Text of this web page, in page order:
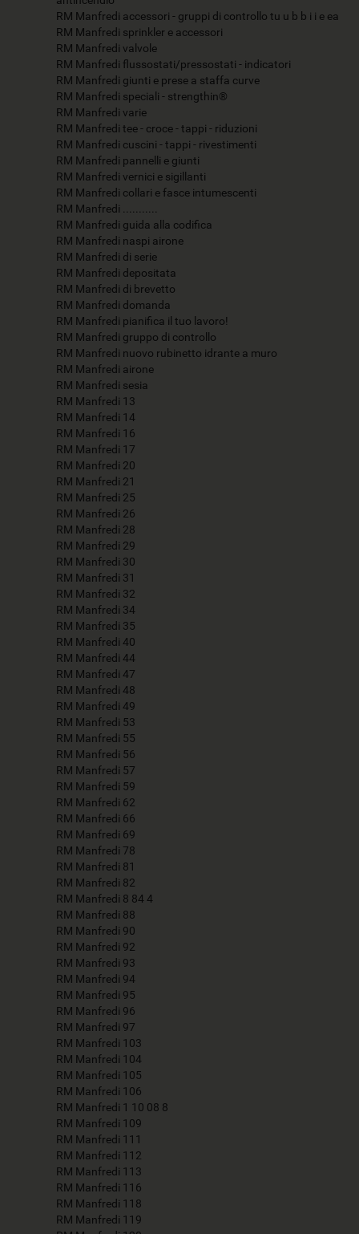
RM Manfredi accessori - gruppi di controllo tu u b b i i e ea
RM Manfredi sprinkler e accessori
RM Manfredi valvole
RM Manfredi flussostati/pressostati - indicatori
RM Manfredi giunti e prese a staffa curve
RM Manfredi speciali - strengthin®
RM Manfredi varie
RM Manfredi tee - croce - tappi - riduzioni
RM Manfredi cuscini - tappi - rivestimenti
RM Manfredi pannelli e giunti
RM Manfredi vernici e sigillanti
RM Manfredi collari e fasce intumescenti
RM Manfredi ...........
RM Manfredi guida alla codifica
RM Manfredi naspi airone
RM Manfredi di serie
RM Manfredi depositata
RM Manfredi di brevetto
RM Manfredi domanda
RM Manfredi pianifica il tuo lavoro!
RM Manfredi gruppo di controllo
RM Manfredi nuovo rubinetto idrante a muro
RM Manfredi airone
RM Manfredi sesia
RM Manfredi 13
RM Manfredi 14
RM Manfredi 16
RM Manfredi 17
RM Manfredi 20
RM Manfredi 21
RM Manfredi 25
RM Manfredi 26
RM Manfredi 28
RM Manfredi 29
RM Manfredi 30
RM Manfredi 31
RM Manfredi 32
RM Manfredi 34
RM Manfredi 35
RM Manfredi 40
RM Manfredi 44
RM Manfredi 47
RM Manfredi 48
RM Manfredi 49
RM Manfredi 53
RM Manfredi 55
RM Manfredi 56
RM Manfredi 57
RM Manfredi 59
RM Manfredi 62
RM Manfredi 66
RM Manfredi 69
RM Manfredi 78
RM Manfredi 81
RM Manfredi 82
RM Manfredi 8 84 4
RM Manfredi 88
RM Manfredi 90
RM Manfredi 92
RM Manfredi 93
RM Manfredi 94
RM Manfredi 95
RM Manfredi 96
RM Manfredi 97
RM Manfredi 103
RM Manfredi 104
RM Manfredi 105
RM Manfredi 106
RM Manfredi 1 10 08 8
RM Manfredi 109
RM Manfredi 111
RM Manfredi 112
RM Manfredi 113
RM Manfredi 116
RM Manfredi 118
RM Manfredi 119